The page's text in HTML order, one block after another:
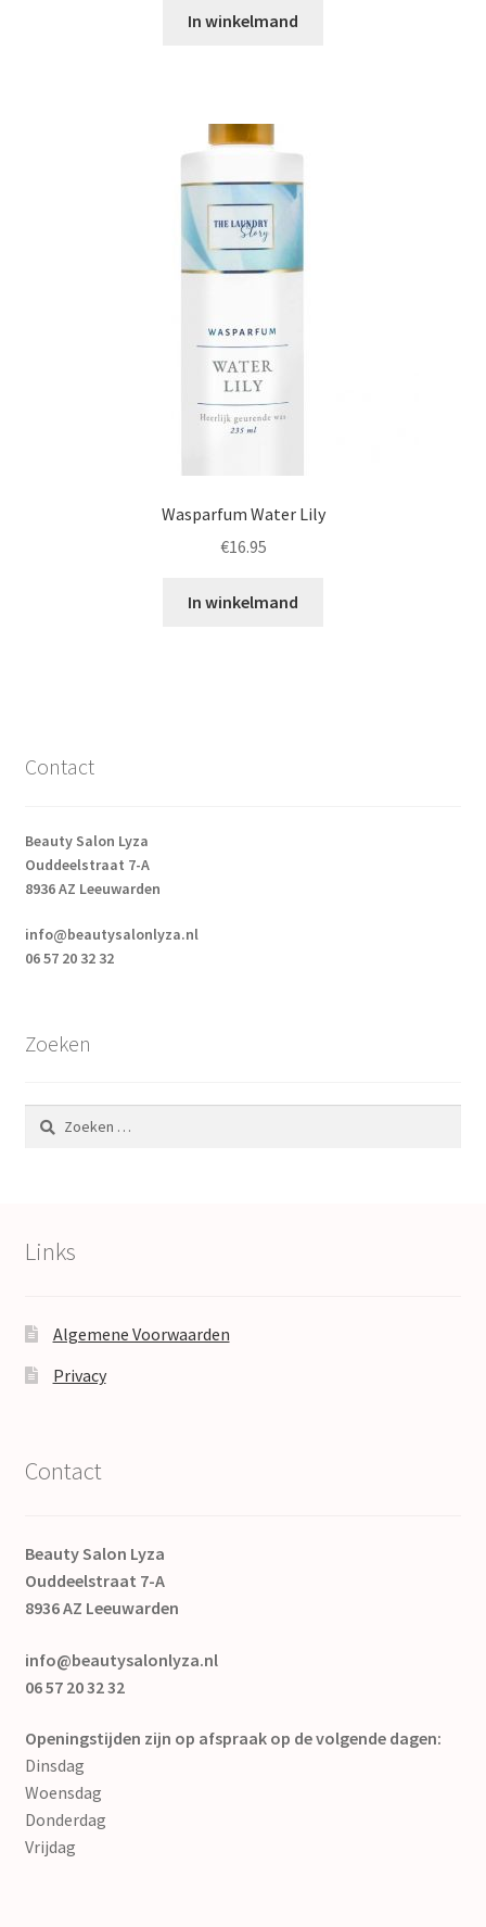
In winkelmand
Wasparfum Water Lily
€16.95
In winkelmand
Contact
Beauty Salon Lyza
Ouddeelstraat 7-A
8936 AZ Leeuwarden
info@beautysalonlyza.nl
06 57 20 32 32
Zoeken
Zoeken
naar:
Links
Algemene Voorwaarden
Privacy
Contact
Beauty Salon Lyza
Ouddeelstraat 7-A
8936 AZ Leeuwarden
info@beautysalonlyza.nl
06 57 20 32 32
Openingstijden zijn op afspraak op de volgende dagen:
Dinsdag
Woensdag
Donderdag
Vrijdag